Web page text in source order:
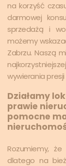
na korzyść
darmowej
sprzedażą i
możemy
Zabrzu. Naszą
wywierania
Działamy
prawie
pomocne
Rozumiemy,
dlatego na